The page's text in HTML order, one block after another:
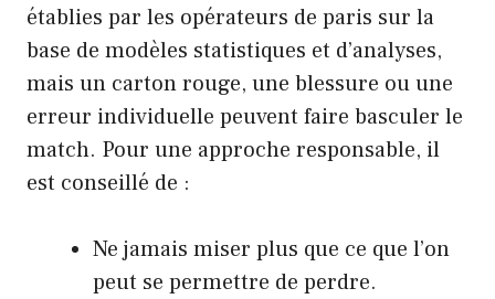
établies par les opérateurs de paris sur la
base de modèles statistiques et d’analyses,
mais un carton rouge, une blessure ou une
erreur individuelle peuvent faire basculer le
match. Pour une approche responsable, il
est conseillé de :
Ne jamais miser plus que ce que l’on
peut se permettre de perdre.